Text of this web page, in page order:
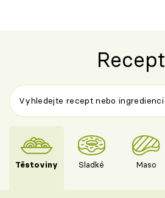
Těstoviny Sladké Maso